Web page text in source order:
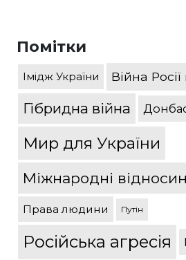
Помітки
Імідж України Війна
Гібридна війна
Мир для України
Міжнародні
Права людини Путін
Російська агресія